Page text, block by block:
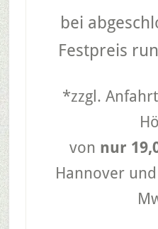
bei
Festpreis
*zzgl.
von nur
Hannover